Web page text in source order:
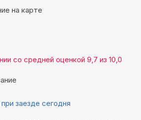
на карте
со средней оценкой 9,7 из 10,0
заезде сегодня